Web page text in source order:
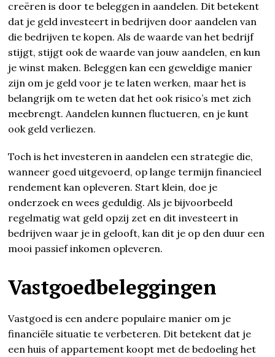
creëren is door te beleggen in aandelen. Dit betekent
dat je geld investeert in bedrijven door aandelen van
die bedrijven te kopen. Als de waarde van het bedrijf
stijgt, stijgt ook de waarde van jouw aandelen, en kun
je winst maken. Beleggen kan een geweldige manier
zijn om je geld voor je te laten werken, maar het is
belangrijk om te weten dat het ook risico’s met zich
meebrengt. Aandelen kunnen fluctueren, en je kunt
ook geld verliezen.
Toch is het investeren in aandelen een strategie die,
wanneer goed uitgevoerd, op lange termijn financieel
rendement kan opleveren. Start klein, doe je
onderzoek en wees geduldig. Als je bijvoorbeeld
regelmatig wat geld opzij zet en dit investeert in
bedrijven waar je in gelooft, kan dit je op den duur een
mooi passief inkomen opleveren.
Vastgoedbeleggingen
Vastgoed is een andere populaire manier om je
financiële situatie te verbeteren. Dit betekent dat je
een huis of appartement koopt met de bedoeling het